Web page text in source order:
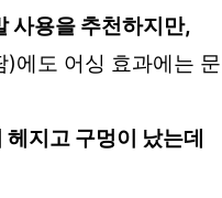
사용을 추천하지만,
에도 어싱 효과에는 문
지고 구멍이 났는데